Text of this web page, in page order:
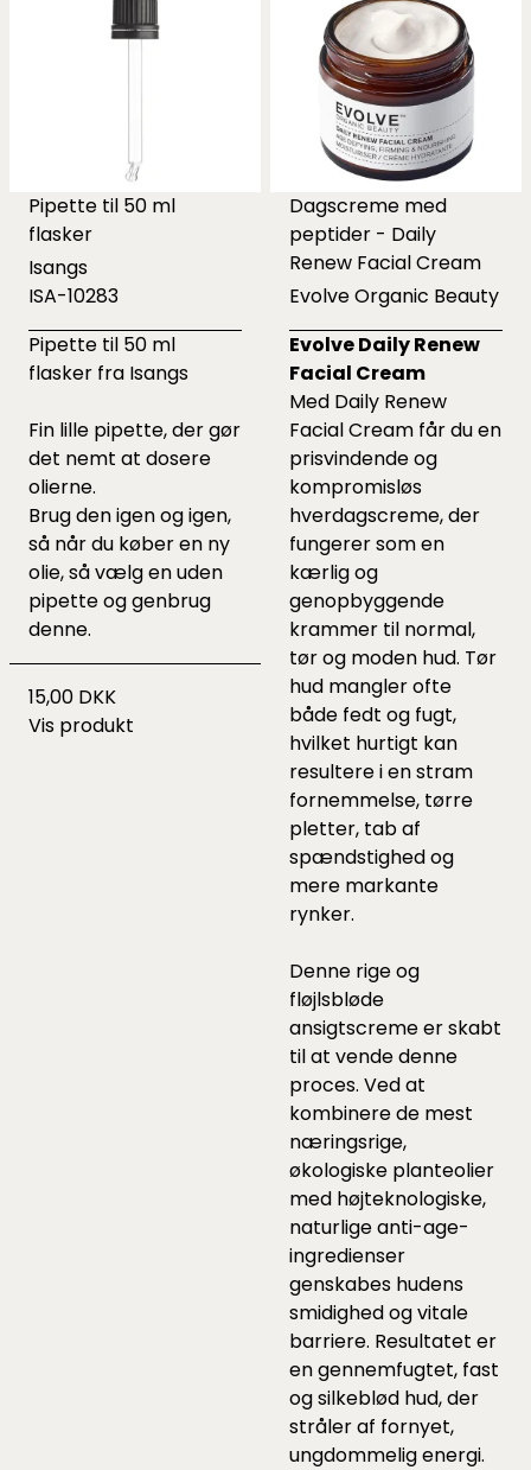
Pipette til 50 ml
flasker
Isangs
ISA-10283
Pipette til 50 ml
flasker fra Isangs
Fin lille pipette, der gør
det nemt at dosere
olierne.
Brug den igen og igen,
så når du køber en ny
olie, så vælg en uden
pipette og genbrug
denne.
15,00 DKK
Vis produkt
Dagscreme med
peptider - Daily
Renew Facial Cream
Evolve Organic Beauty
Evolve Daily Renew
Facial Cream
Med Daily Renew
Facial Cream får du en
prisvindende og
kompromisløs
hverdagscreme, der
fungerer som en
kærlig og
genopbyggende
krammer til normal,
tør og moden hud. Tør
hud mangler ofte
både fedt og fugt,
hvilket hurtigt kan
resultere i en stram
fornemmelse, tørre
pletter, tab af
spændstighed og
mere markante
rynker.
Denne rige og
fløjlsbløde
ansigtscreme er skabt
til at vende denne
proces. Ved at
kombinere de mest
næringsrige,
økologiske planteolier
med højteknologiske,
naturlige anti-age-
ingredienser
genskabes hudens
smidighed og vitale
barriere. Resultatet er
en gennemfugtet, fast
og silkeblød hud, der
stråler af fornyet,
ungdommelig energi.